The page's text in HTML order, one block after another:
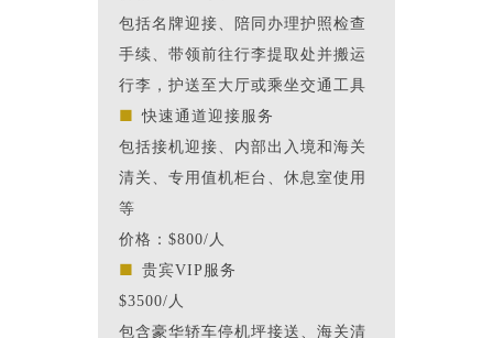
包括名牌迎接、陪同办理护照检查
手续、带领前往行李提取处并搬运
行李，护送至大厅或乘坐交通工具
■快速通道迎接服务
包括接机迎接、内部出入境和海关
清关、专用值机柜台、休息室使用
等
价格：$800/人
■ 贵宾VIP服务
$3500/人
包含豪华轿车停机坪接送、海关清